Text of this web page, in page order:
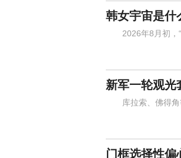
韩女宇宙是什
2026年8月初，“
新军一轮观光
库拉索、佛得角等
门框选择性偏